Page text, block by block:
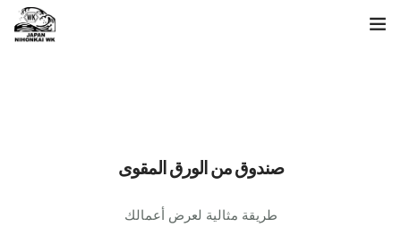
عن بحر اليابانصندوق من الورق المقوى
طريقة مثالية لعرض أعمالك